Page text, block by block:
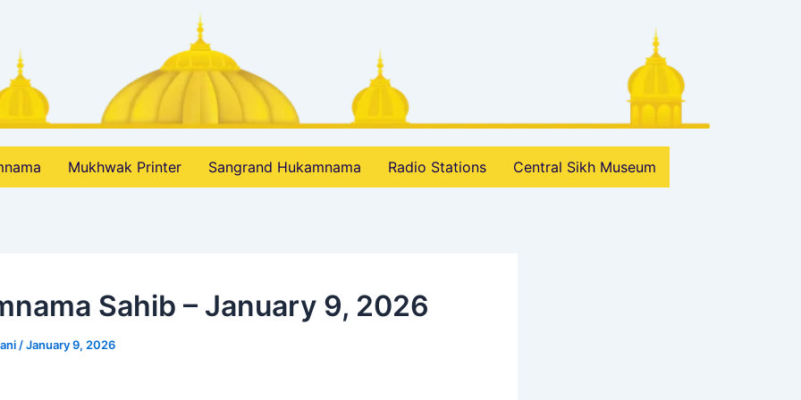
Mukhwak Printer Sangrand Hukamnama Radio Stations Central Sikh Museum
Sahib – January 9, 2026
/January 9, 2026